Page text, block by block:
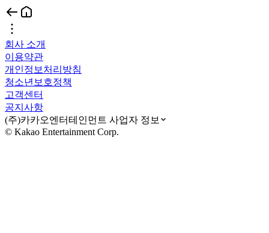
회사 소개
이용약관
개인정보처리방침
청소년보호정책
고객센터
공지사항
(주)카카오엔터테인먼트 사업자 정보
© Kakao Entertainment Corp.